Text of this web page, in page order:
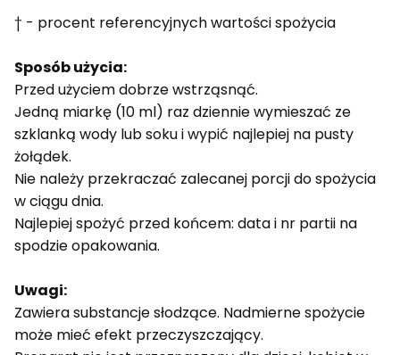
† - procent referencyjnych wartości spożycia
Sposób użycia:
Przed użyciem dobrze wstrząsnąć.
Jedną miarkę (10 ml) raz dziennie wymieszać ze
szklanką wody lub soku i wypić najlepiej na pusty
żołądek.
Nie należy przekraczać zalecanej porcji do spożycia
w ciągu dnia.
Najlepiej spożyć przed końcem: data i nr partii na
spodzie opakowania.
Uwagi:
Zawiera substancje słodzące. Nadmierne spożycie
może mieć efekt przeczyszczający.